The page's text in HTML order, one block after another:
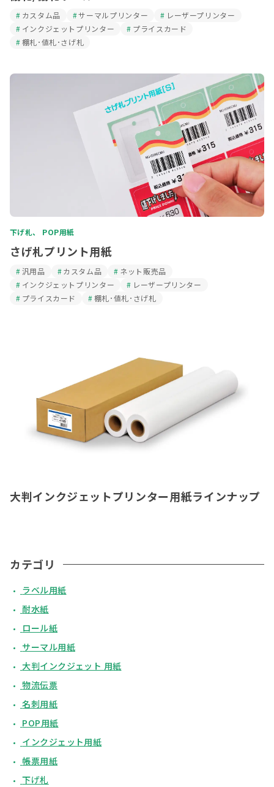
カスタム品 サーマルプリンター
レーザープリンター
インクジェットプリンター
プライスカード
棚札･値札･さげ札
下げ札、 POP用紙
さげ札プリント用紙
汎用品 カスタム品
ネット販売品
インクジェットプリンター
レーザープリンター
プライスカード
棚札･値札･さげ札
大判インクジェットプリンター用紙ラインナップ
カテゴリ
ラベル用紙
耐水紙
ロール紙
サーマル用紙
大判インクジェット 用紙
物流伝票
名刺用紙
POP用紙
インクジェット用紙
帳票用紙
下げ札